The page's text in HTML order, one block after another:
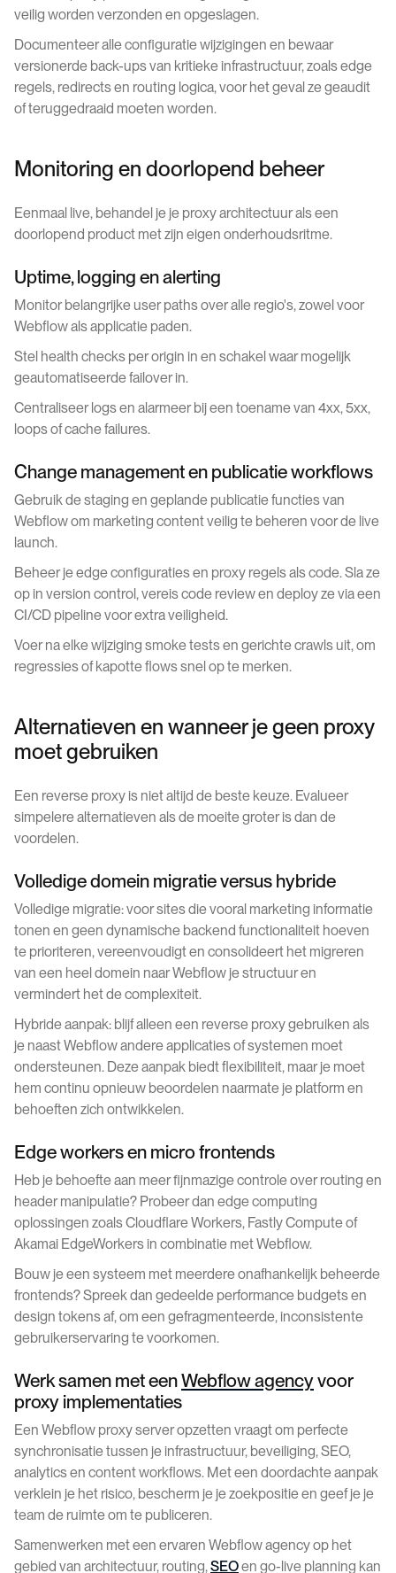
veilig worden verzonden en opgeslagen.
Documenteer alle configuratie wijzigingen en bewaar
versionerde back-ups van kritieke infrastructuur, zoals edge
regels, redirects en routing logica, voor het geval ze geaudit
of teruggedraaid moeten worden.
Monitoring en doorlopend beheer
Eenmaal live, behandel je je proxy architectuur als een
doorlopend product met zijn eigen onderhoudsritme.
Uptime, logging en alerting
Monitor belangrijke user paths over alle regio's, zowel voor
Webflow als applicatie paden.
Stel health checks per origin in en schakel waar mogelijk
geautomatiseerde failover in.
Centraliseer logs en alarmeer bij een toename van 4xx, 5xx,
loops of cache failures.
Change management en publicatie workflows
Gebruik de staging en geplande publicatie functies van
Webflow om marketing content veilig te beheren voor de live
launch.
Beheer je edge configuraties en proxy regels als code. Sla ze
op in version control, vereis code review en deploy ze via een
CI/CD pipeline voor extra veiligheid.
Voer na elke wijziging smoke tests en gerichte crawls uit, om
regressies of kapotte flows snel op te merken.
Alternatieven en wanneer je geen proxy
moet gebruiken
Een reverse proxy is niet altijd de beste keuze. Evalueer
simpelere alternatieven als de moeite groter is dan de
voordelen.
Volledige domein migratie versus hybride
Volledige migratie: voor sites die vooral marketing informatie
tonen en geen dynamische backend functionaliteit hoeven
te prioriteren, vereenvoudigt en consolideert het migreren
van een heel domein naar Webflow je structuur en
vermindert het de complexiteit.
Hybride aanpak: blijf alleen een reverse proxy gebruiken als
je naast Webflow andere applicaties of systemen moet
ondersteunen. Deze aanpak biedt flexibiliteit, maar je moet
hem continu opnieuw beoordelen naarmate je platform en
behoeften zich ontwikkelen.
Edge workers en micro frontends
Heb je behoefte aan meer fijnmazige controle over routing en
header manipulatie? Probeer dan edge computing
oplossingen zoals Cloudflare Workers, Fastly Compute of
Akamai EdgeWorkers in combinatie met Webflow.
Bouw je een systeem met meerdere onafhankelijk beheerde
frontends? Spreek dan gedeelde performance budgets en
design tokens af, om een gefragmenteerde, inconsistente
gebruikerservaring te voorkomen.
Werk samen met eenWebflow agencyvoor
proxy implementaties
Een Webflow proxy server opzetten vraagt om perfecte
synchronisatie tussen je infrastructuur, beveiliging, SEO,
analytics en content workflows. Met een doordachte aanpak
verklein je het risico, bescherm je je zoekpositie en geef je je
team de ruimte om te publiceren.
Samenwerken met een ervaren Webflow agency op het
gebied van architectuur, routing,SEOen go-live planning kan